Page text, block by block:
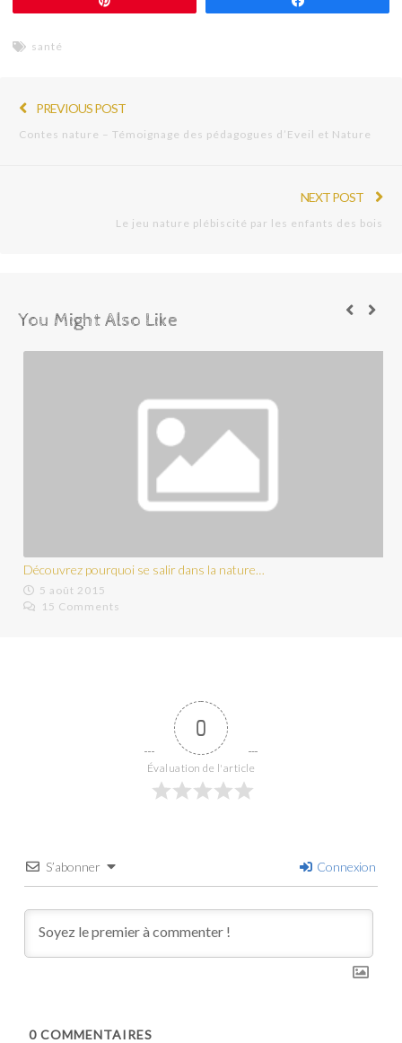
santé
PREVIOUS POST
Contes nature – Témoignage des pédagogues d’Eveil et Nature
NEXT POST
Le jeu nature plébiscité par les enfants des bois
You Might Also Like
Découvrez pourquoi se salir dans la nature…
5 août 2015
15 Comments
0
Évaluation de l'article
S’abonner Connexion
0COMMENTAIRES